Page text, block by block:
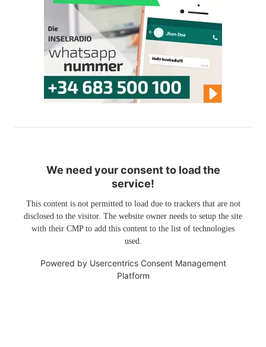
We need your consent to load the
service!
This content is not permitted to load due to trackers that are not
disclosed to the visitor. The website owner needs to setup the site
with their CMP to add this content to the list of technologies
used.
Powered by Usercentrics Consent Management
Platform